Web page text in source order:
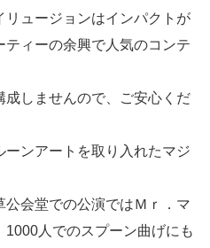
リュージョンはインパクトが
ィーの余興で人気のコンテ
しませんので、ご安心くだ
ンアートを取り入れたマジ
公会堂での公演ではＭｒ．マ
1000人でのスプーン曲げにも